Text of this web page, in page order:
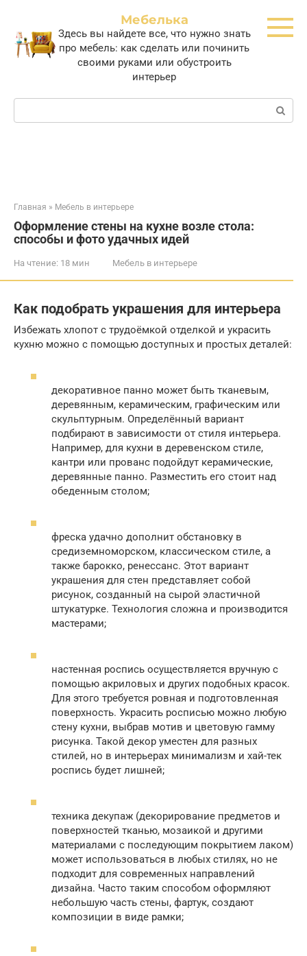
контенту
Мебелька
Здесь вы найдете все, что нужно знать
про мебель: как сделать или починить
своими руками или обустроить
интерьер
Поиск:
Главная » Мебель в интерьере
Оформление стены на кухне возле стола:
способы и фото удачных идей
На чтение: 18 мин Мебель в интерьере
Как подобрать украшения для интерьера
Избежать хлопот с трудоёмкой отделкой и украсить
кухню можно с помощью доступных и простых деталей:
декоративное панно может быть тканевым,
деревянным, керамическим, графическим или
скульптурным. Определённый вариант
подбирают в зависимости от стиля интерьера.
Например, для кухни в деревенском стиле,
кантри или прованс подойдут керамические,
деревянные панно. Разместить его стоит над
обеденным столом;
фреска удачно дополнит обстановку в
средиземноморском, классическом стиле, а
также барокко, ренессанс. Этот вариант
украшения для стен представляет собой
рисунок, созданный на сырой эластичной
штукатурке. Технология сложна и производится
мастерами;
настенная роспись осуществляется вручную с
помощью акриловых и других подобных красок.
Для этого требуется ровная и подготовленная
поверхность. Украсить росписью можно любую
стену кухни, выбрав мотив и цветовую гамму
рисунка. Такой декор уместен для разных
стилей, но в интерьерах минимализм и хай-тек
роспись будет лишней;
техника декупаж (декорирование предметов и
поверхностей тканью, мозаикой и другими
материалами с последующим покрытием лаком)
может использоваться в любых стилях, но не
подходит для современных направлений
дизайна. Часто таким способом оформляют
небольшую часть стены, фартук, создают
композиции в виде рамки;